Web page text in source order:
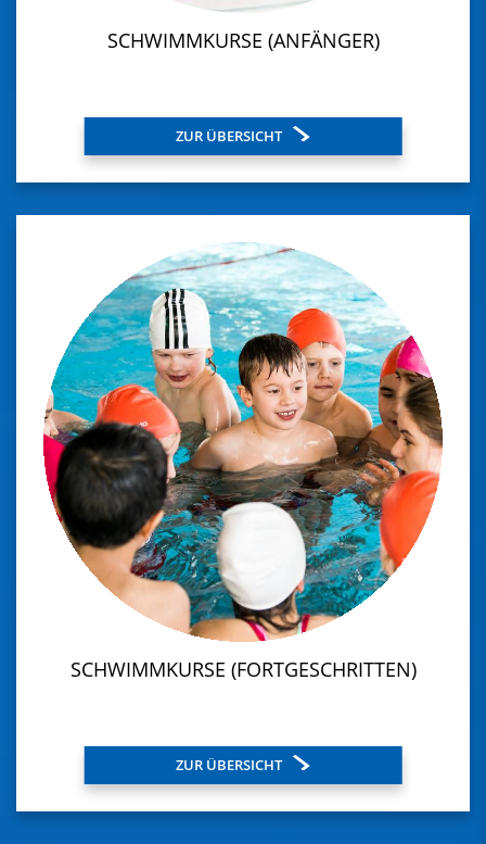
SCHWIMMKURSE (ANFÄNGER)
ZUR ÜBERSICHT
SCHWIMMKURSE (FORTGESCHRITTEN)
ZUR ÜBERSICHT